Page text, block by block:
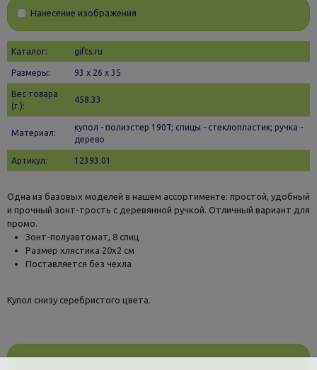
Нанесение изображения
Каталог: gifts.ru
Размеры: 93 х 26 x 35
Вес товара
(г.):
458.33
Материал:
купол - полиэстер 190T; спицы - стеклопластик; ручка -
дерево
Артикул: 12393.01
Одна из базовых моделей в нашем ассортименте: простой, удобный
и прочный зонт-трость с деревянной ручкой. Отличный вариант для
промо.
Зонт-полуавтомат, 8 спиц
Размер хлястика 20х2 см
Поставляется без чехла
Купол снизу серебристого цвета.